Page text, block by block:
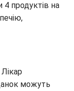
продуктів на
можуть